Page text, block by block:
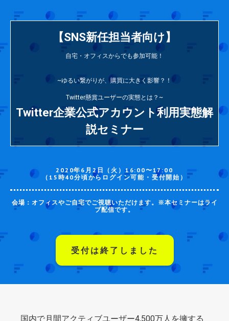
【SNS新任担当者向け】
自宅・オフィスからでも参加可能！
~ゆるい繋がりが、購買に大きく影響？！
Twitter懸賞ユーザーの実態とは？~
Twitter企業公式アカウント利用実態解
説セミナー
2020年6月2日（火）16:00〜17:00
（15時40分頃からログイン可能・受付開始）
会場：オフィスやご自宅でご視聴いただけます。※本セミナーはライ
ブ配信です。
受付は終了しました
国内で月間アクティブユーザー4,500万人を擁する